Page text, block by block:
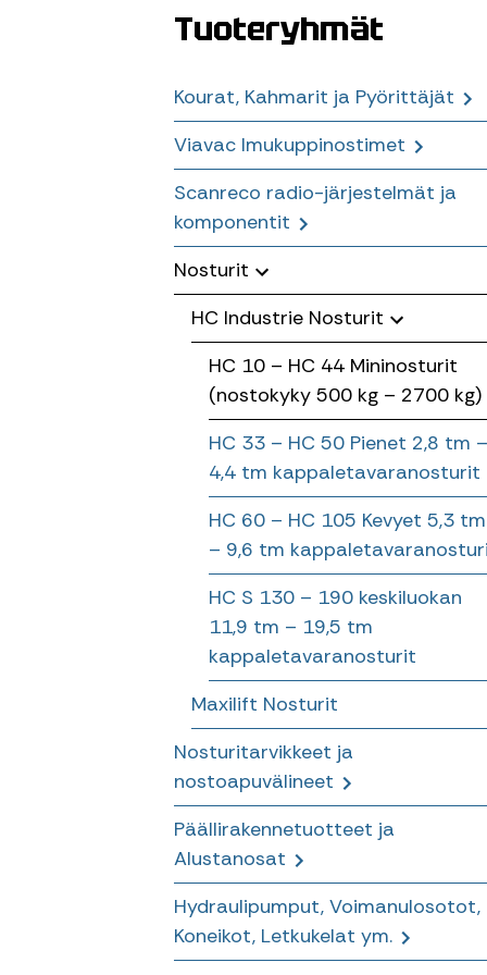
Tuoteryhmät
Kourat, Kahmarit ja Pyörittäjät
Puukourat ja Sahakourat
Monitoimikourat, Kierrätyskourat
ja Energiakourat
Lajittelu- ja Purkukourat
Sora- ja maakahmarit
Puutavara vaa’at ja akut
Giljotiinikourat
Rotaattorit
Riipukkeet
Nostokoukut pyörittäjään
Viavac Imukuppinostimet
Lisävarusteet
Paneelinostimet seinä- ja
kattoelementtien nostoihin
Yhdistelmä­nostimet
Lasinnostimet
Scanreco radio-järjestelmät ja
komponentit
Scanreco Radiojärjestelmät
Varaosat ja tarvikkeet Scanreco
radiojärjestelmiin
Nosturit
HC Industrie Nosturit
HC 10 – HC 44 Mininosturit
(nostokyky 500 kg – 2700 kg)
HC 33 – HC 50 Pienet 2,8 tm –
4,4 tm kappaletavaranosturit
HC 60 – HC 105 Kevyet 5,3 tm
– 9,6 tm
HC S 130 – 190 keskiluokan
11,9 tm – 19,5 tm
kappaletavaranosturit
Maxilift Nosturit
Nosturitarvikkeet ja
nostoapuvälineet
Sähkökaapelikelat nostureille
Twist4Lift Merikontin nostosetti
Payback Extreme
puominvoiteluaine
Päällirakennetuotteet ja
Alustanosat
LAXO merikonttilukot ja
sidontatarvikkeet
Hydraulipumput, Voimanulosotot,
Koneikot, Letkukelat ym.